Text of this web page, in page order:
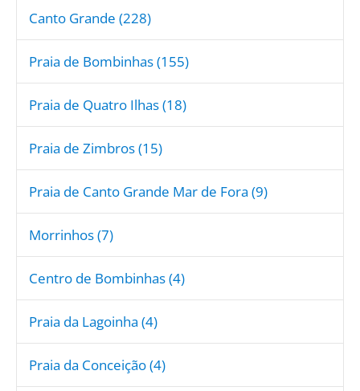
Canto Grande (228)
Praia de Bombinhas (155)
Praia de Quatro Ilhas (18)
Praia de Zimbros (15)
Praia de Canto Grande Mar de Fora (9)
Morrinhos (7)
Centro de Bombinhas (4)
Praia da Lagoinha (4)
Praia da Conceição (4)